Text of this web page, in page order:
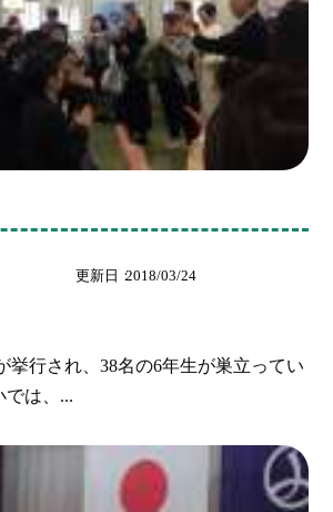
更新日 2018/03/24
挙行され、38名の6年生が巣立ってい
では、...